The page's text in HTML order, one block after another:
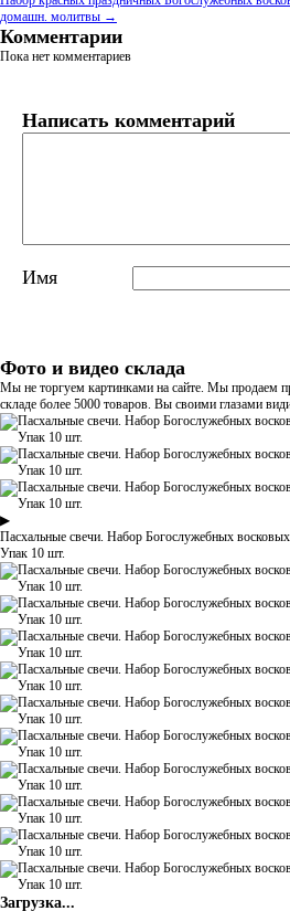
домашн. молитвы →
Комментарии
Пока нет комментариев
Написать комментарий
Имя
Фото и видео склада
Мы не торгуем картинками на сайте. Мы продаем
складе более 5000 товаров. Вы своими глазами
▶
Пасхальные свечи. Набор Богослужебных
Упак 10 шт.
Загрузка...